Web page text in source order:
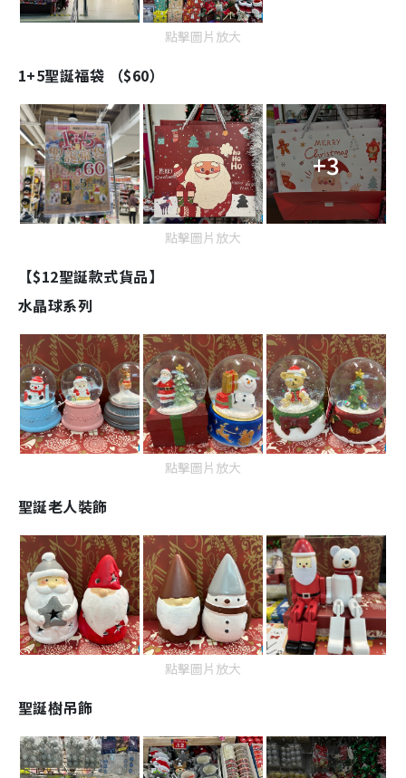
點擊圖片放大
1+5聖誕福袋 （$60）
+3
點擊圖片放大
【$12聖誕款式貨品】
水晶球系列
點擊圖片放大
聖誕老人裝飾
點擊圖片放大
聖誕樹吊飾